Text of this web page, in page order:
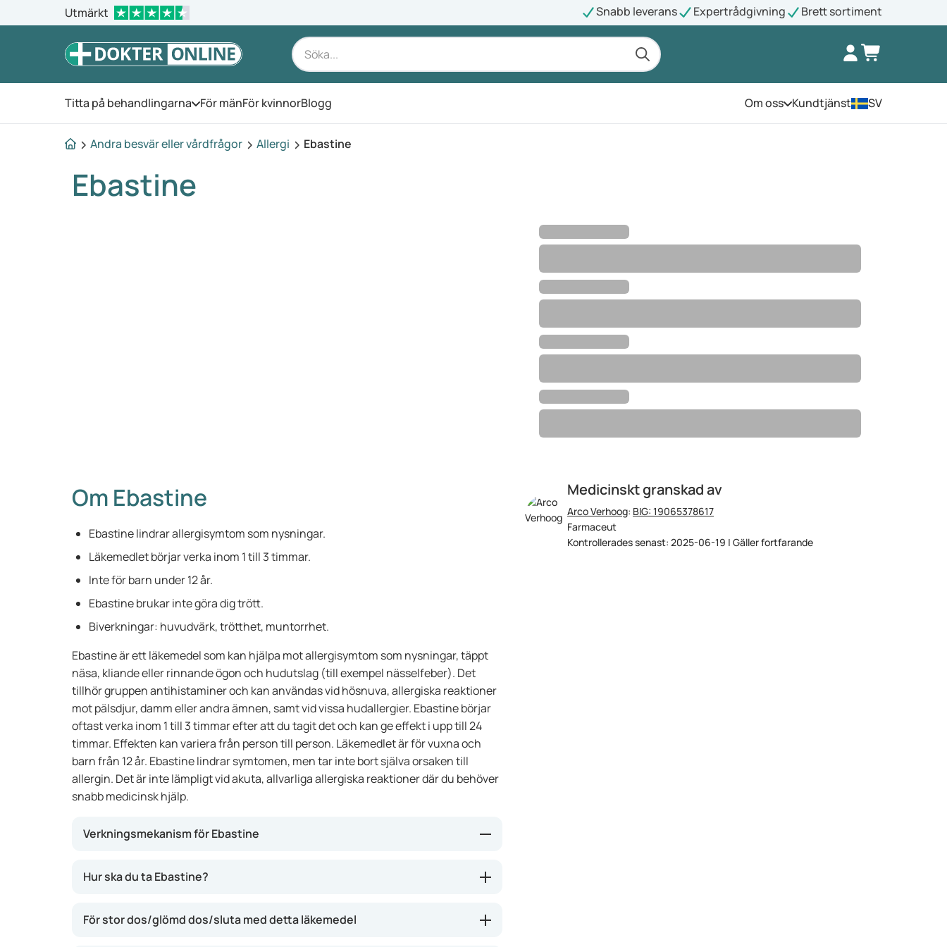
Utmärkt Snabb leverans Expertrådgivning Brett sortiment
Titta på behandlingarna Öppna menyn
För mänFör kvinnorBlogg Om ossÖppna menyn
Kundtjänst SV
Andra besvär eller vårdfrågor Allergi Ebastine
Ebastine
Medicinskt granskad av
Arco Verhoog: BIG: 19065378617
Farmaceut
Kontrollerades senast: 2025-06-19 | Gäller fortfarande
Om Ebastine
Ebastine lindrar allergisymtom som nysningar.
Läkemedlet börjar verka inom 1 till 3 timmar.
Inte för barn under 12 år.
Ebastine brukar inte göra dig trött.
Biverkningar: huvudvärk, trötthet, muntorrhet.
Ebastine är ett läkemedel som kan hjälpa mot allergisymtom som nysningar, täppt
näsa, kliande eller rinnande ögon och hudutslag (till exempel nässelfeber). Det
tillhör gruppen antihistaminer och kan användas vid hösnuva, allergiska reaktioner
mot pälsdjur, damm eller andra ämnen, samt vid vissa hudallergier. Ebastine börjar
oftast verka inom 1 till 3 timmar efter att du tagit det och kan ge effekt i upp till 24
timmar. Effekten kan variera från person till person. Läkemedlet är för vuxna och
barn från 12 år. Ebastine lindrar symtomen, men tar inte bort själva orsaken till
allergin. Det är inte lämpligt vid akuta, allvarliga allergiska reaktioner där du behöver
snabb medicinsk hjälp.
Verkningsmekanism för Ebastine
allergiska reaktioner. På så sätt kan symtom som nysningar, klåda, rinnande
hela dagen, så att du slipper besvär av allergisymtom. Läkemedlet brukar inte
Hur ska du ta Ebastine?
För stor dos/glömd dos/sluta med detta läkemedel